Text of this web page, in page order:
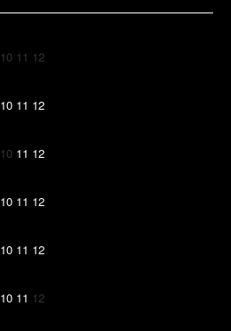
10 11 12
10 11 12
10 11 12
10 11 12
10 11 12
10 11 12